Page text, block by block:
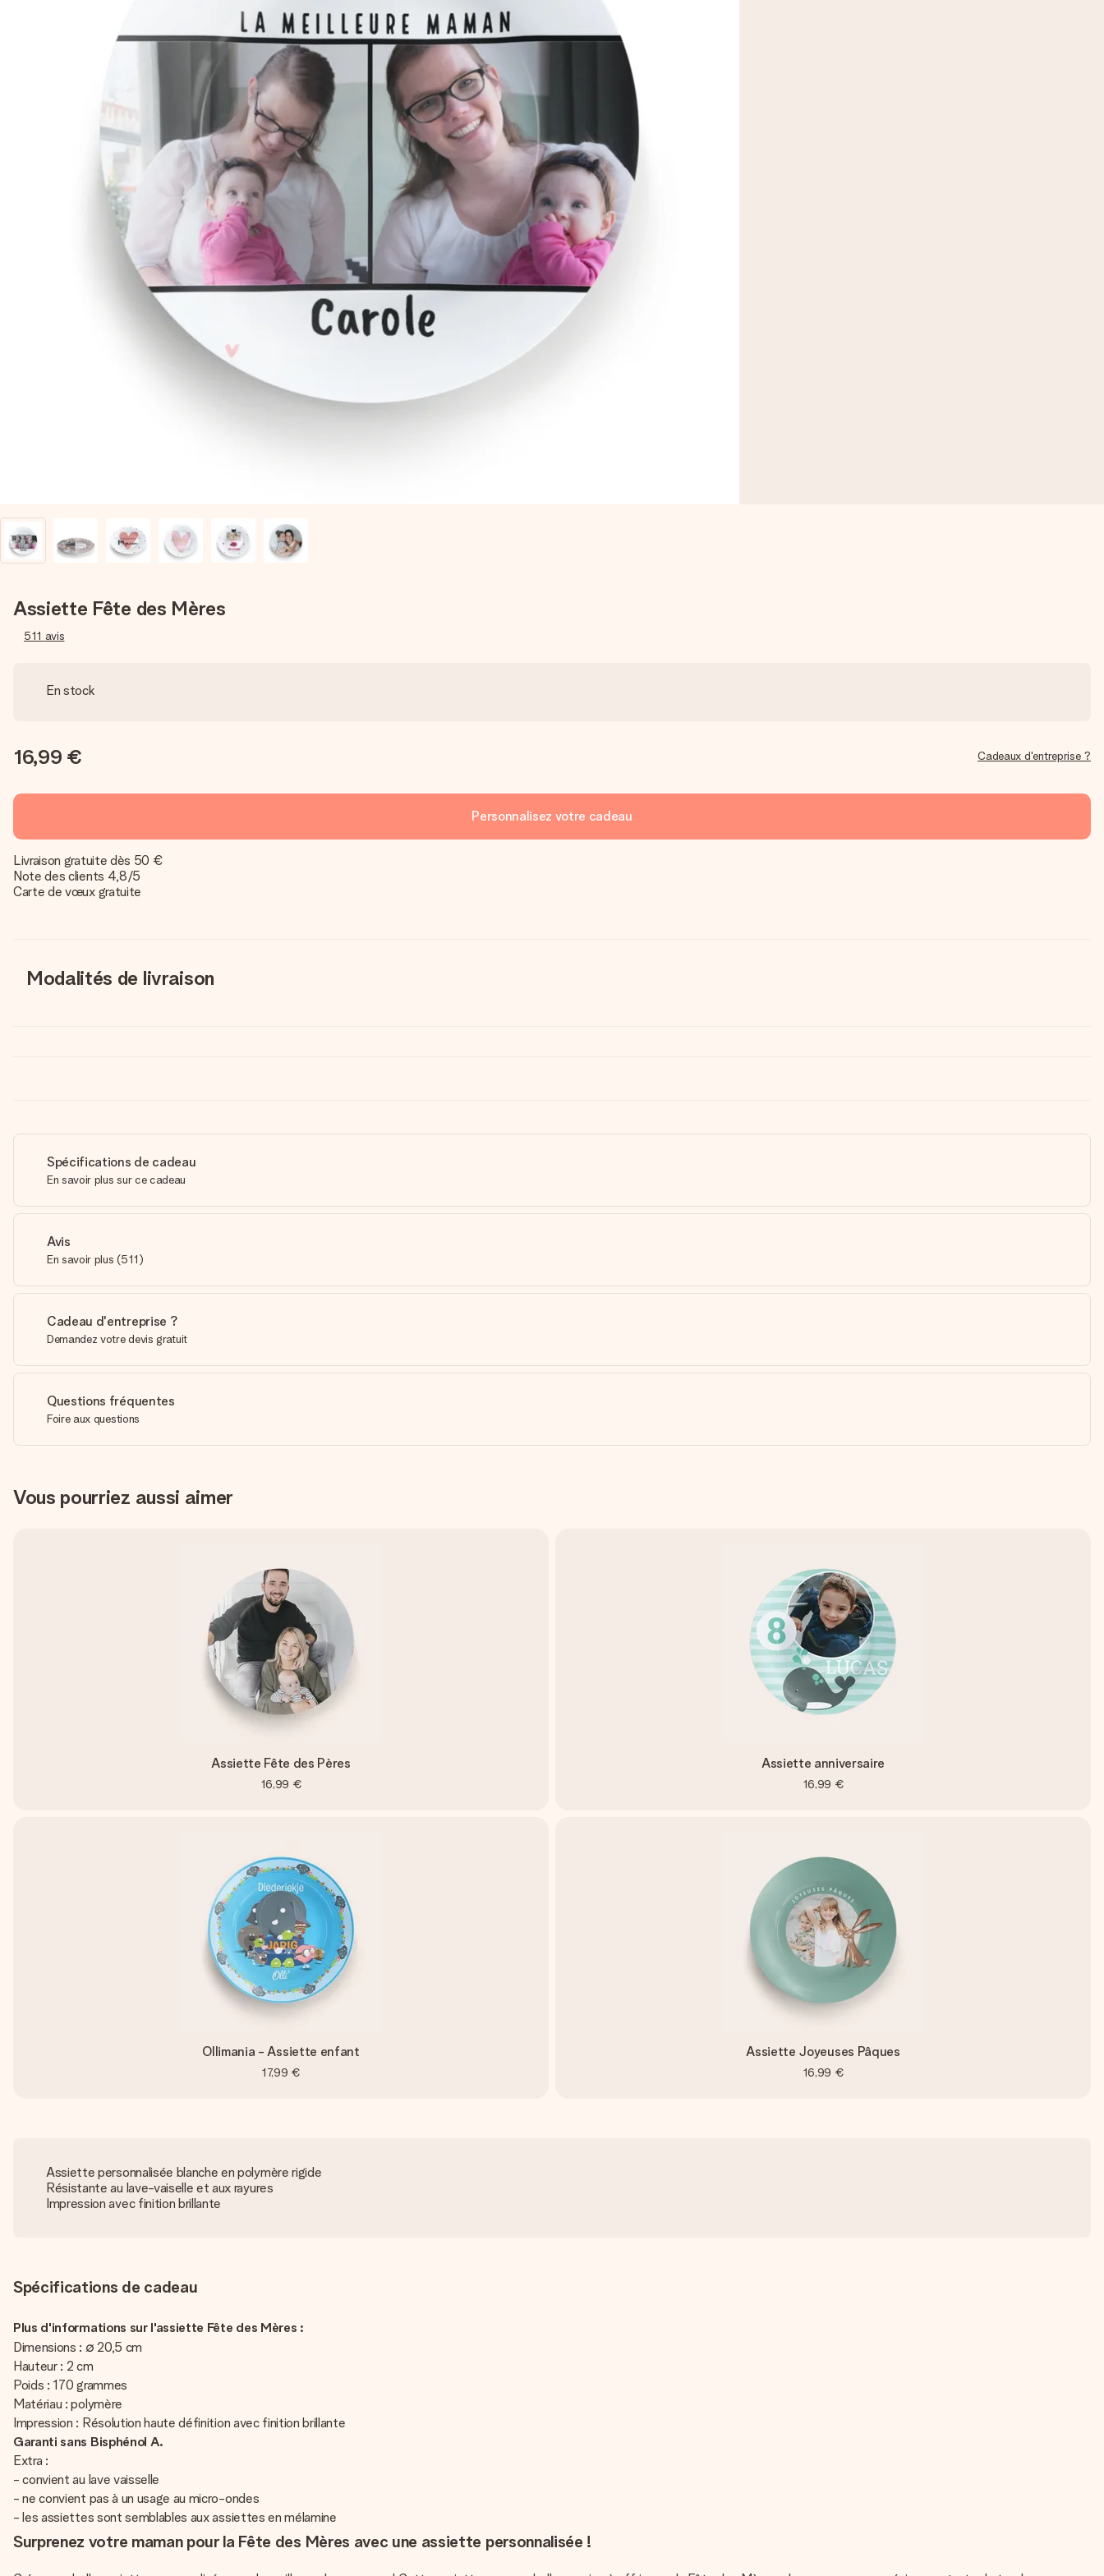
Assiette Fête des Mères
511 avis
En stock
16,99 € Cadeaux d'entreprise ?
Personnalisez votre cadeau
Livraison gratuite dès 50 €
Note des clients 4,8/5
Carte de vœux gratuite
Modalités de livraison
Spécifications de cadeau
En savoir plus sur ce cadeau
Avis
En savoir plus (511)
Cadeau d'entreprise ?
Demandez votre devis gratuit
Questions fréquentes
Foire aux questions
Vous pourriez aussi aimer
Assiette Fête des Pères
16,99 €
Assiette anniversaire
16,99 €
Ollimania - Assiette enfant
17,99 €
Assiette Joyeuses Pâques
16,99 €
Assiette personnalisée blanche en polymère rigide
Résistante au lave-vaiselle et aux rayures
Impression avec finition brillante
Spécifications de cadeau
Plus d'informations sur l'assiette Fête des Mères :
Dimensions : ∅ 20,5 cm
Hauteur : 2 cm
Poids : 170 grammes
Matériau : polymère
Impression : Résolution haute définition avec finition brillante
Garanti sans Bisphénol A.
Extra :
- convient au lave vaisselle
- ne convient pas à un usage au micro-ondes
- les assiettes sont semblables aux assiettes en mélamine
Surprenez votre maman pour la Fête des Mères avec une assiette personnalisée !